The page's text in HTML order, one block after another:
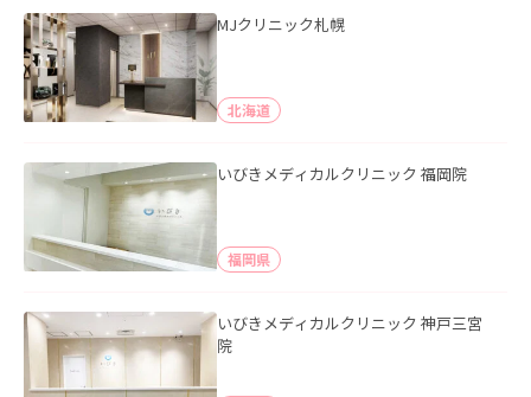
MJクリニック札幌
北海道
いびきメディカルクリニック 福岡院
福岡県
いびきメディカルクリニック 神戸三宮
院